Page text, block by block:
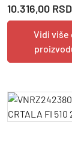
10.316,00 RSD
Vidi više